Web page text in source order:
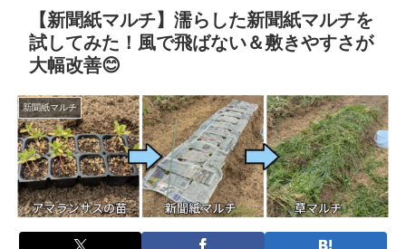
【新聞紙マルチ】濡らした新聞紙マルチを
試してみた！風で飛ばない＆敷きやすさが
大幅改善😊
新聞紙マルチ